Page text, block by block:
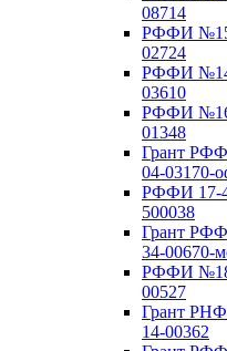
08714
РФФИ
02724
РФФИ
03610
РФФИ
01348
Грант
04-03170-
РФФИ 17-
500038
Грант
34-00670-
РФФИ
00527
Грант
14-00362